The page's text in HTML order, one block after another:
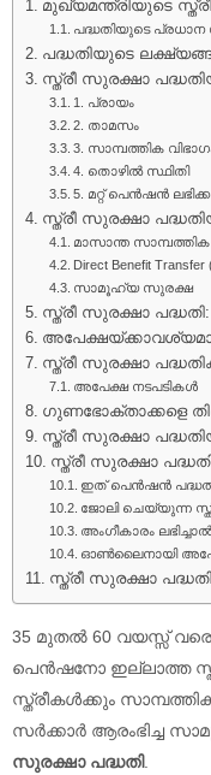
മുഖ്യമന്ത്രിയുടെ
പദ്ധതിയുടെ
പദ്ധതിയുടെ
സ്ത്രീ സുരക്ഷാ
1. പ്രായം
2. താമസം
3. സാമ്പത്തിക
4. തൊഴിൽ സ്ഥിതി
5. മറ്റ് പെൻഷൻ
സ്ത്രീ സുരക്ഷാ
മാസാന്ത
Direct Benefit Transfer
സാമൂഹ്യ സുരക്ഷ
സ്ത്രീ സുരക്ഷാ
സ്ത്രീ സുരക്ഷാ
അപേക്ഷ നടപടികൾ
ഗുണഭോക്താക്കളെ
സ്ത്രീ സുരക്ഷാ
സ്ത്രീ സുരക്ഷാ
ഇത് പെൻഷൻ
ജോലി ചെയ്യുന്ന
അംഗീകാരം
ഓൺലൈനായി
സ്ത്രീ സുരക്ഷാ
35 മുതൽ 60 വയസ്സ്
പെൻഷനോ ഇല്ലാത്ത
സ്ത്രീകൾക്കും
സർക്കാർ ആരംഭിച്ച
സുരക്ഷാ പദ്ധതി.